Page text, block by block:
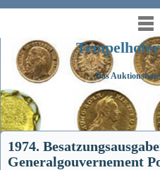
Das
1974.
Generalgouvernement